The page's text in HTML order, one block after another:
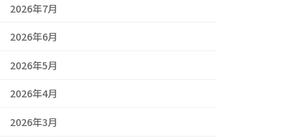
2026年7月
2026年6月
2026年5月
2026年4月
2026年3月